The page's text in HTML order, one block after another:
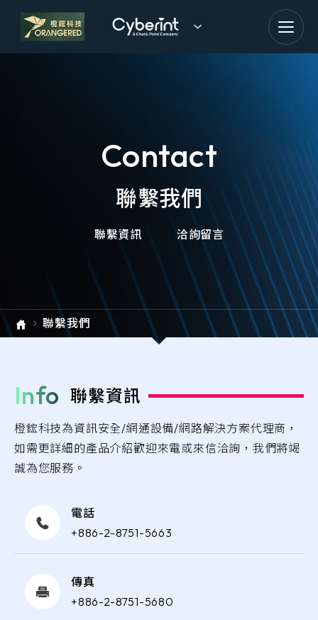
QSAN 廣盛科技
OPSWAT
MENLO SECURITY
SSH Communications
Security
e-SOFT
Contact
聯繫我們
聯繫資訊 洽詢留言
聯繫我們
Info 聯繫資訊
橙鋐科技為資訊安全/網通設備/網路解決方案代理商，
如需更詳細的產品介紹歡迎來電或來信洽詢，我們將竭
誠為您服務。
電話
+886-2-8751-5663
傳真
+886-2-8751-5680